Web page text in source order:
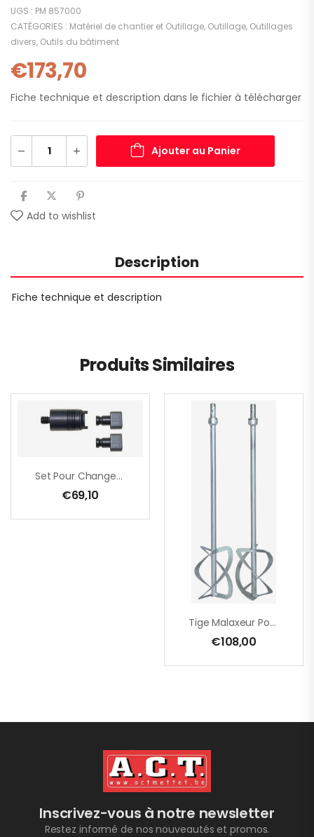
UGS : PM 857000
CATÉGORIES : Matériel de chantier et Outillage, Outillage, Outillages
divers, Outils du bâtiment
€173,70
Fiche technique et description dans le fichier à télécharger
Ajouter au Panier
Add to wishlist
Description
Fiche technique et description
Produits Similaires
Set Pour Changemant Rapide Du Malaxeur M 14
€69,10
Tige Malaxeur Pour EZR 22 R – EZR 23 R R/L – EZR 21 S – 230 X 650 Mm – Par Paire
€108,00
Inscrivez-vous à notre newsletter
Restez informé de nos nouveautés et promos.